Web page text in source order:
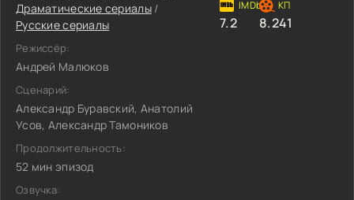
Драматические сериалы/
Русские сериалы
Режиссёр:
Андрей Малюков
Сценарий:
Александр Буравский, Анатолий
Усов, Александр Тамоников
Продолжительность:
52 мин эпизод
Озвучка:
7.2 8.241